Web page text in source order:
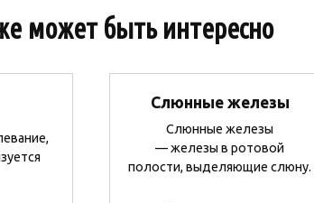
может быть интересно
Слюнные железы
Слюнные железы
— железы в ротовой
полости, выделяющие слюну.